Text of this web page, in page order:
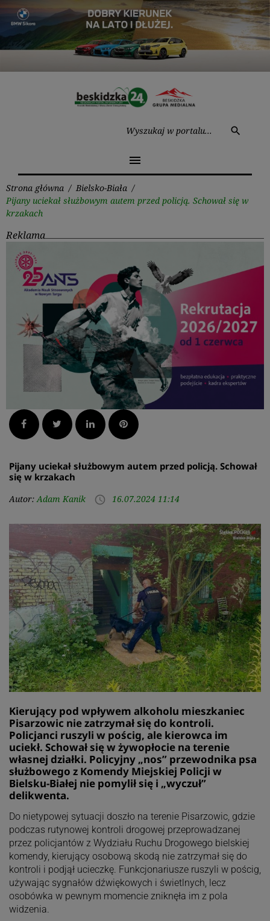
Przejdź
treści
search
menu
Strona główna / Bielsko-Biała /
Pijany uciekał służbowym autem przed policją. Schował się w
krzakach
Reklama
Facebook Twitter LinkedInPinterest
Pijany uciekał służbowym autem przed policją. Schował
się w krzakach
Autor:Adam Kanik access_time 16.07.2024 11:14
Kierujący pod wpływem alkoholu mieszkaniec
Pisarzowic nie zatrzymał się do kontroli.
Policjanci ruszyli w pościg, ale kierowca im
uciekł. Schował się w żywopłocie na terenie
własnej działki. Policyjny „nos” przewodnika psa
służbowego z Komendy Miejskiej Policji w
Bielsku-Białej nie pomylił się i „wyczuł”
delikwenta.
Do nietypowej sytuacji doszło na terenie Pisarzowic, gdzie
podczas rutynowej kontroli drogowej przeprowadzanej
przez policjantów z Wydziału Ruchu Drogowego bielskiej
komendy, kierujący osobową skodą nie zatrzymał się do
kontroli i podjął ucieczkę. Funkcjonariusze ruszyli w pościg,
używając sygnałów dźwiękowych i świetlnych, lecz
osobówka w pewnym momencie zniknęła im z pola
widzenia.